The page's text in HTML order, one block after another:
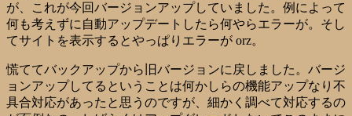
が、これが今回バージョンアップしていました。例によって
何も考えずに自動アップデートしたら何やらエラーが。そし
てサイトを表示するとやっぱりエラーが orz。
慌ててバックアップから旧バージョンに戻しました。バージ
ョンアップしてるということは何かしらの機能アップなり不
具合対応があったと思うのですが、細かく調べて対応するの